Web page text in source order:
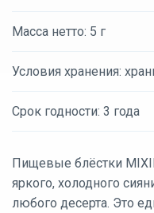
Масса нетто: 5 г
Условия хранения:
Срок годности: 3 года
Пищевые блёстки
яркого, холодного
любого десерта. Это